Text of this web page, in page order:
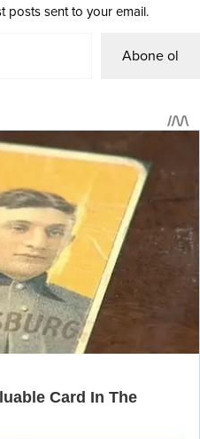
posts sent to your email.
Abone ol